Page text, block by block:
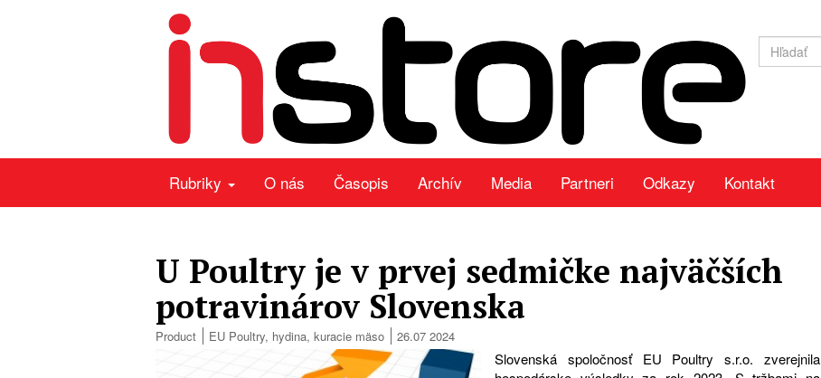
Rubriky O nás Časopis Archív Media Partneri Odkazy Kontakt
U Poultry je v prvej sedmičke najväčších
potravinárov Slovenska
Product EU Poultry, hydina, kuracie mäso 26.07 2024
Slovenská spoločnosť EU Poultry s.r.o. zverejnila